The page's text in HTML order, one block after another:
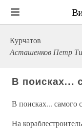
Курчатов
Асташенков Петр
В поисках...
В поисках... самого
На